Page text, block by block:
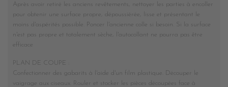
Après avoir retiré les anciens revêtements, nettoyer les parties à encoller
pour obtenir une surface propre, dépoussiérée, lisse et présentant le
moins d'aspérités possible. Poncer l'ancienne colle si besoin. Si la surface
n'est pas propre et totalement sèche, l'autocollant ne pourra pas être
efficace
PLAN DE COUPE :
Confectionner des gabarits à l'aide d'un film plastique. Découper le
vaigrage aux ciseaux. Rouler et stocker les pièces découpées face à